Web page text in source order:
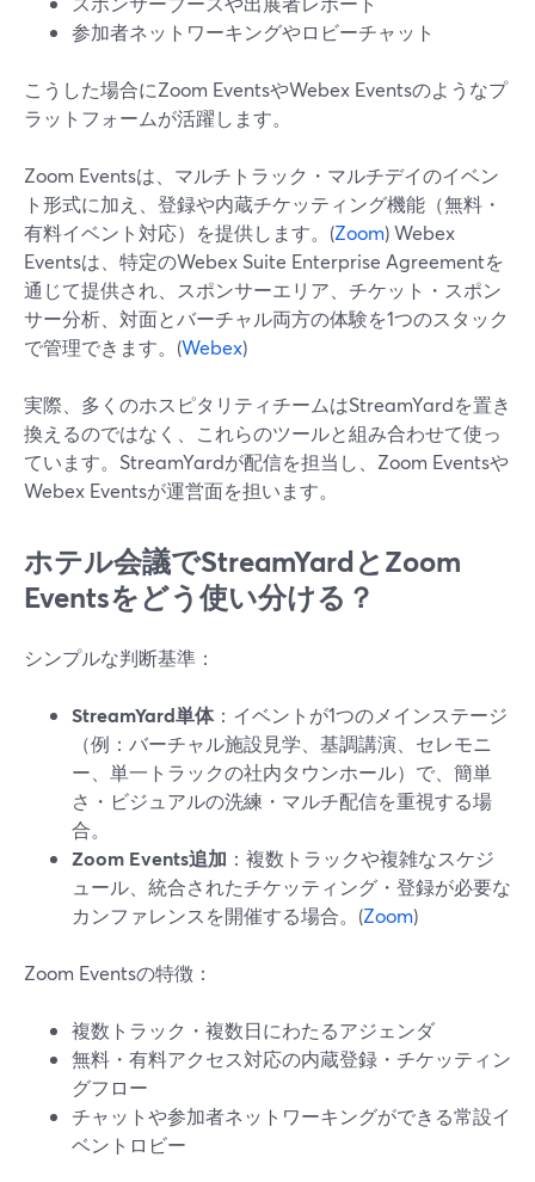
参加者ネットワーキングやロビーチャット
こうした場合にZoom EventsやWebex Eventsのようなプ
ラットフォームが活躍します。
Zoom Eventsは、マルチトラック・マルチデイのイベン
ト形式に加え、登録や内蔵チケッティング機能（無料・
有料イベント対応）を提供します。(Zoom) Webex
Eventsは、特定のWebex Suite Enterprise Agreementを
通じて提供され、スポンサーエリア、チケット・スポン
サー分析、対面とバーチャル両方の体験を1つのスタック
で管理できます。(Webex)
実際、多くのホスピタリティチームはStreamYardを置き
換えるのではなく、これらのツールと組み合わせて使っ
ています。StreamYardが配信を担当し、Zoom Eventsや
Webex Eventsが運営面を担います。
ホテル会議でStreamYardとZoom
Eventsをどう使い分ける？
シンプルな判断基準：
StreamYard単体：イベントが1つのメインステージ
（例：バーチャル施設見学、基調講演、セレモニ
ー、単一トラックの社内タウンホール）で、簡単
さ・ビジュアルの洗練・マルチ配信を重視する場
合。
Zoom Events追加 ：複数トラックや複雑なスケジ
ュール、統合されたチケッティング・登録が必要な
カンファレンスを開催する場合。(Zoom)
Zoom Eventsの特徴：
複数トラック・複数日にわたるアジェンダ
無料・有料アクセス対応の内蔵登録・チケッティン
グフロー
チャットや参加者ネットワーキングができる常設イ
ベントロビー